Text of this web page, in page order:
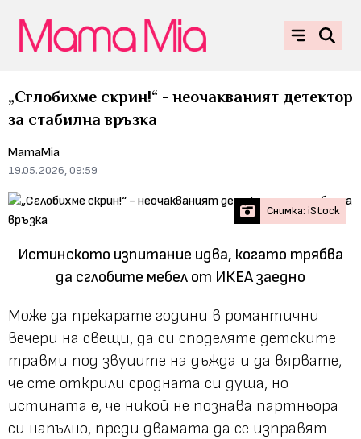
„Сглобихме скрин!“ - неочакваният детектор
за стабилна връзка
MamaMia
19.05.2026, 09:59
Снимка: iStock
Истинското изпитание идва, когато трябва
да сглобите мебел от ИКЕА заедно
Може да прекарате години в романтични
вечери на свещи, да си споделяте детските
травми под звуците на дъжда и да вярвате,
че сте открили сродната си душа, но
истината е, че никой не познава партньора
си напълно, преди двамата да се изправят